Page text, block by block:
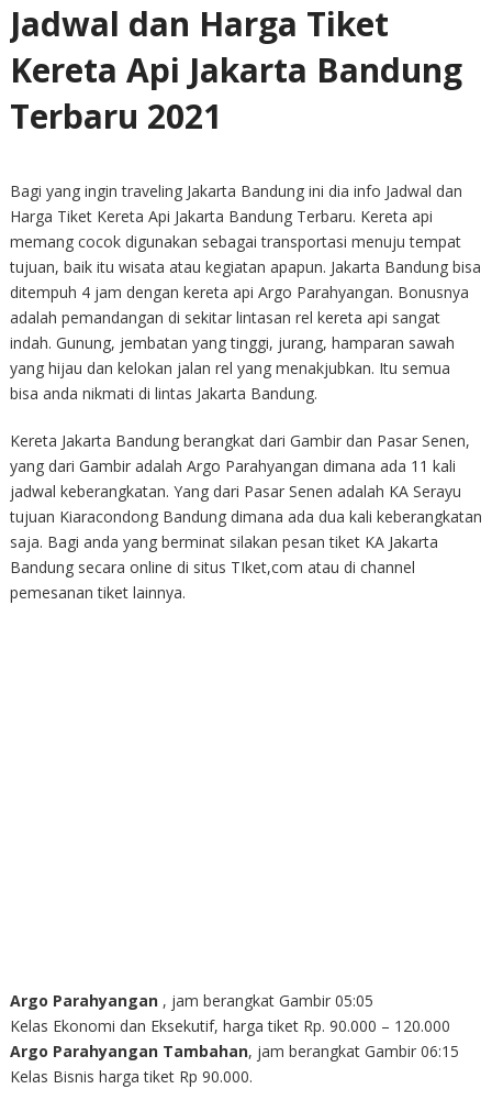
Jadwal dan Harga Tiket
Kereta Api Jakarta Bandung
Terbaru 2021
Bagi yang ingin traveling Jakarta Bandung ini dia info Jadwal dan
Harga Tiket Kereta Api Jakarta Bandung Terbaru. Kereta api
memang cocok digunakan sebagai transportasi menuju tempat
tujuan, baik itu wisata atau kegiatan apapun. Jakarta Bandung bisa
ditempuh 4 jam dengan kereta api Argo Parahyangan. Bonusnya
adalah pemandangan di sekitar lintasan rel kereta api sangat
indah. Gunung, jembatan yang tinggi, jurang, hamparan sawah
yang hijau dan kelokan jalan rel yang menakjubkan. Itu semua
bisa anda nikmati di lintas Jakarta Bandung.
Kereta Jakarta Bandung berangkat dari Gambir dan Pasar Senen,
yang dari Gambir adalah Argo Parahyangan dimana ada 11 kali
jadwal keberangkatan. Yang dari Pasar Senen adalah KA Serayu
tujuan Kiaracondong Bandung dimana ada dua kali keberangkatan
saja. Bagi anda yang berminat silakan pesan tiket KA Jakarta
Bandung secara online di situs TIket,com atau di channel
pemesanan tiket lainnya.
Argo Parahyangan, jam berangkat Gambir 05:05
Kelas Ekonomi dan Eksekutif, harga tiket Rp. 90.000 – 120.000
Argo Parahyangan Tambahan, jam berangkat Gambir 06:15
Kelas Bisnis harga tiket Rp 90.000.